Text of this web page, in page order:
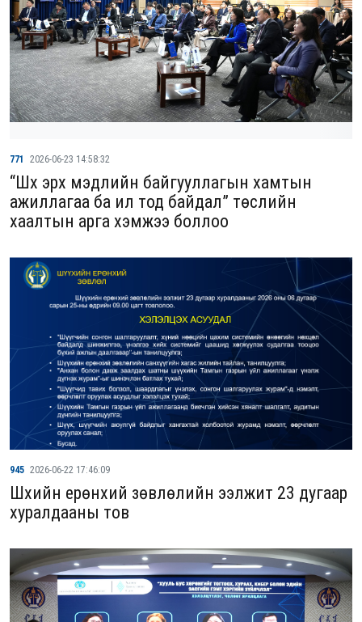
771 2026-06-23 14:58:32
“Шүүх эрх мэдлийн байгууллагын хамтын
ажиллагаа ба ил тод байдал” төслийн
хаалтын арга хэмжээ боллоо
945 2026-06-22 17:46:09
Шүүхийн ерөнхий зөвлөлийн ээлжит 23 дугаар
хуралдааны тов